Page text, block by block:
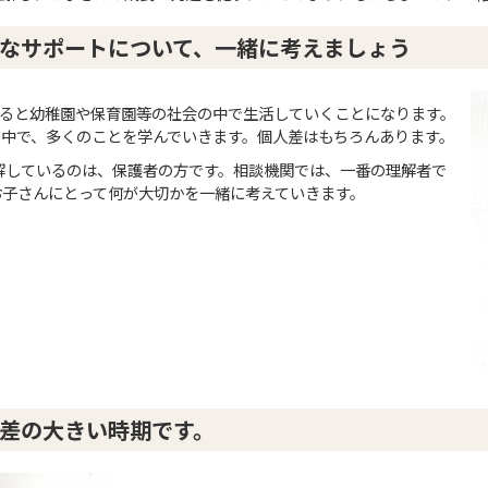
サポートについて、一緒に考えましょう
と幼稚園や保育園等の社会の中で生活していくことになります。
で、多くのことを学んでいきます。個人差はもちろんあります。
ているのは、保護者の方です。相談機関では、一番の理解者で
さんにとって何が大切かを一緒に考えていきます。
の大きい時期です。